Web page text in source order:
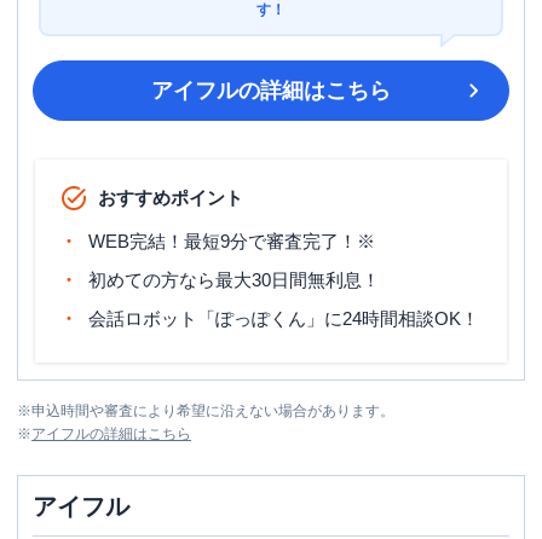
す！
アイフルの詳細はこちら
おすすめポイント
WEB完結！最短9分で審査完了！※
初めての方なら最大30日間無利息！
会話ロボット「ぽっぽくん」に24時間相談OK！
※申込時間や審査により希望に沿えない場合があります。
※アイフルの詳細はこちら
アイフル